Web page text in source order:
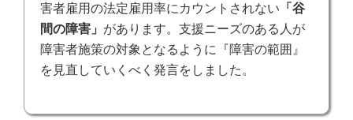
害者雇用の法定雇用率にカウントされない 「谷
間の障害」 があります。支援ニーズのある人が
障害者施策の対象となるように『障害の範囲』
を見直していくべく発言をしました。